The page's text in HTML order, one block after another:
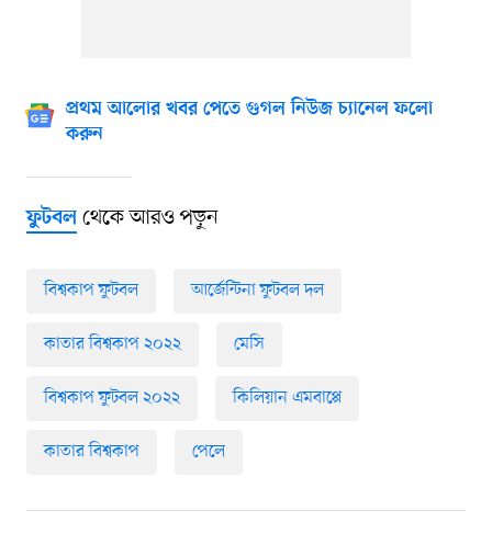
প্রথম আলোর খবর পেতে গুগল নিউজ চ্যানেল ফলো
করুন
ফুটবলথেকে আরও পড়ুন
বিশ্বকাপ ফুটবল আর্জেন্টিনা ফুটবল দল
কাতার বিশ্বকাপ ২০২২ মেসি
বিশ্বকাপ ফুটবল ২০২২ কিলিয়ান এমবাপ্পে
কাতার বিশ্বকাপ পেলে